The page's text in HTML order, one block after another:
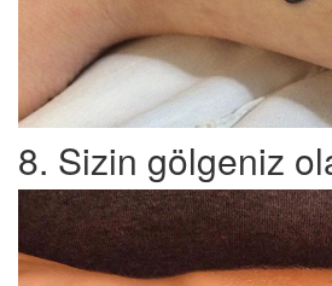
8. Sizin gölgeniz